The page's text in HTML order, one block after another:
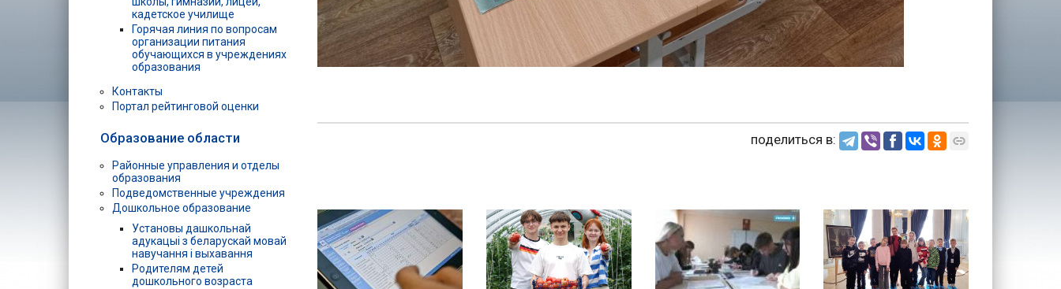
поделиться в:
кадетское училище
Горячая линия по вопросам
организации питания
обучающихся в учреждениях
образования
Контакты
Портал рейтинговой оценки
Образование области
Районные управления и отделы
образования
Подведомственные учреждения
Дошкольное образование
Установы дашкольнай
адукацыі з беларускай мовай
навучання і выхавання
Родителям детей
дошкольного возраста